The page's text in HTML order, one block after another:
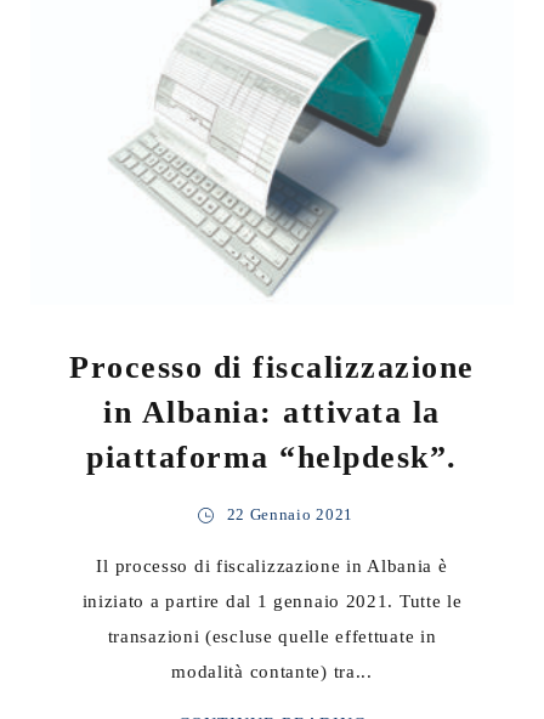
Processo di fiscalizzazione
in Albania: attivata la
piattaforma “helpdesk”.
22 Gennaio 2021
Il processo di fiscalizzazione in Albania è
iniziato a partire dal 1 gennaio 2021. Tutte le
transazioni (escluse quelle effettuate in
modalità contante) tra...